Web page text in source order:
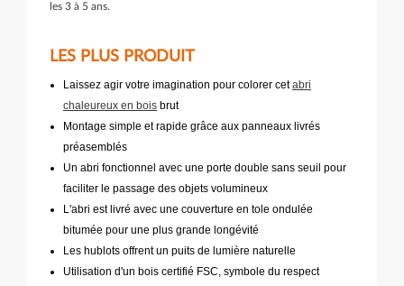
les 3 à 5 ans.
LES PLUS PRODUIT
Laissez agir votre imagination pour colorer cetabri
chaleureux en bois brut
Montage simple et rapide grâce aux panneaux livrés
préasemblés
Un abri fonctionnel avec une porte double sans seuil pour
faciliter le passage des objets volumineux
L'abri est livré avec une couverture en tole ondulée
bitumée pour une plus grande longévité
Les hublots offrent un puits de lumière naturelle
Utilisation d'un bois certifié FSC, symbole du respect